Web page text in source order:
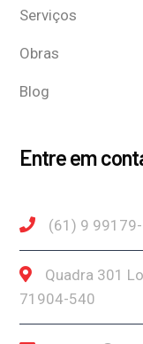
Serviços
Obras
Blog
Entre em
(61) 9
Quadra 301
71904-540